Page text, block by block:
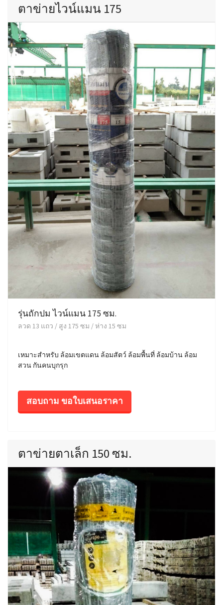
ตาข่ายไวน์แมน 175
รุ่นถักปม ไวน์แมน 175 ซม.
ลวด 13 แถว / สูง 175 ซม / ห่าง 15 ซม
เหมาะสำหรับ ล้อมเขตแดน ล้อมสัตว์ ล้อมพื้นที่ ล้อมบ้าน ล้อม
สวน กันคนบุกรุก
สอบถาม ขอใบเสนอราคา
ตาข่ายตาเล็ก 150 ซม.